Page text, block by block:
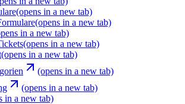
(opens in a new tab)
(opens in a new tab)
in a new tab)
(opens in a new tab)
(opens in a new tab)
(opens in a new tab)
(opens in a new tab)
in a new tab)